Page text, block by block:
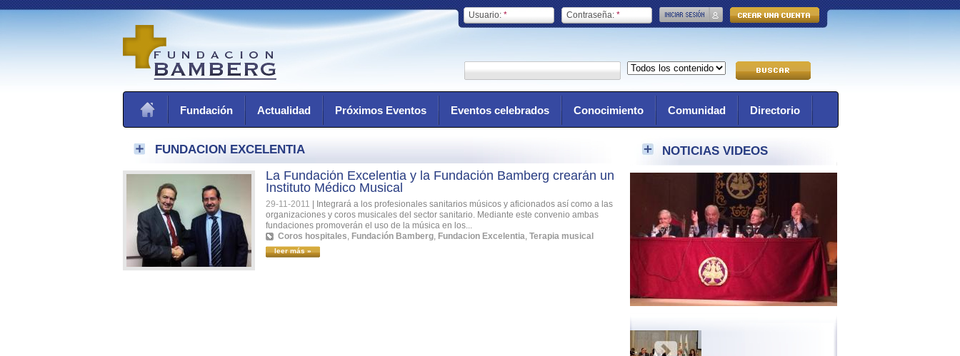
Usuario: * Contraseña: *
Fundación Actualidad Próximos Eventos Eventos celebrados Conocimiento Comunidad Directorio
NOTICIAS VIDEOS
FUNDACION EXCELENTIA
La Fundación Excelentia y la Fundación Bamberg crearán un
Instituto Médico Musical
29-11-2011
Integrará a los profesionales sanitarios músicos y aficionados así como a las
organizaciones y coros musicales del sector sanitario. Mediante este convenio ambas
fundaciones promoverán el uso de la música en los...
Coros hospitales, Fundación Bamberg, Fundacion Excelentia, Terapia musical
leer más »